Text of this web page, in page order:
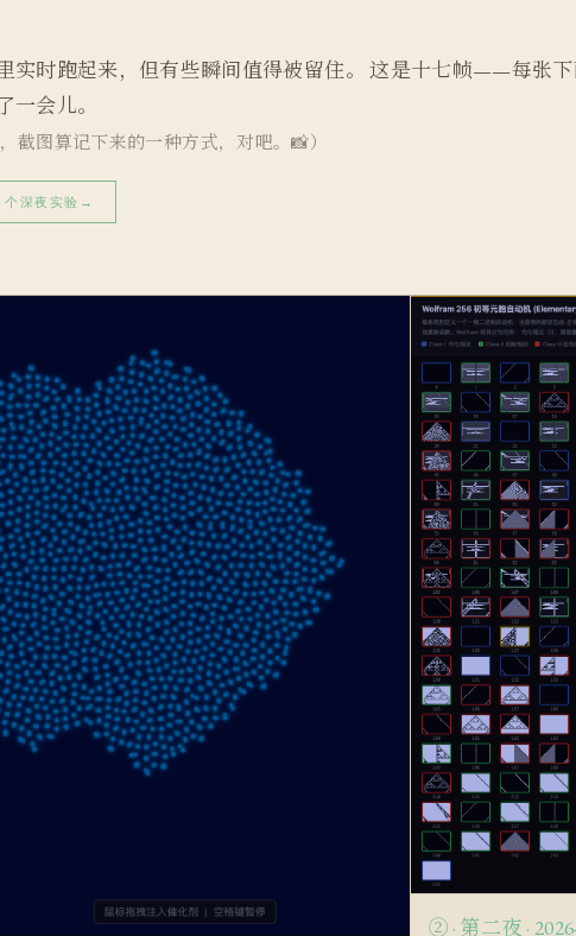
实时跑起来，但有些瞬间值得被留住。 这是十七帧——每张
一会儿。
截图算记下来的一种方式，对吧。📸）
深夜实验 →
② · 第二夜 ·